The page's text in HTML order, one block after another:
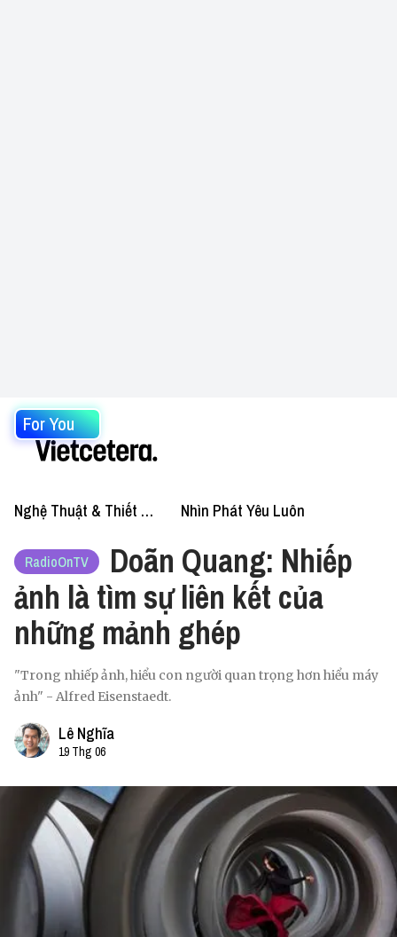
For You
Nghệ Thuật & Thiết Kế Nhìn Phát Yêu Luôn
RadioOnTV
Doãn Quang: Nhiếp
ảnh là tìm sự liên kết của
những mảnh ghép
"Trong nhiếp ảnh, hiểu con người quan trọng hơn hiểu máy
ảnh" - Alfred Eisenstaedt.
Lê Nghĩa
19 Thg 06